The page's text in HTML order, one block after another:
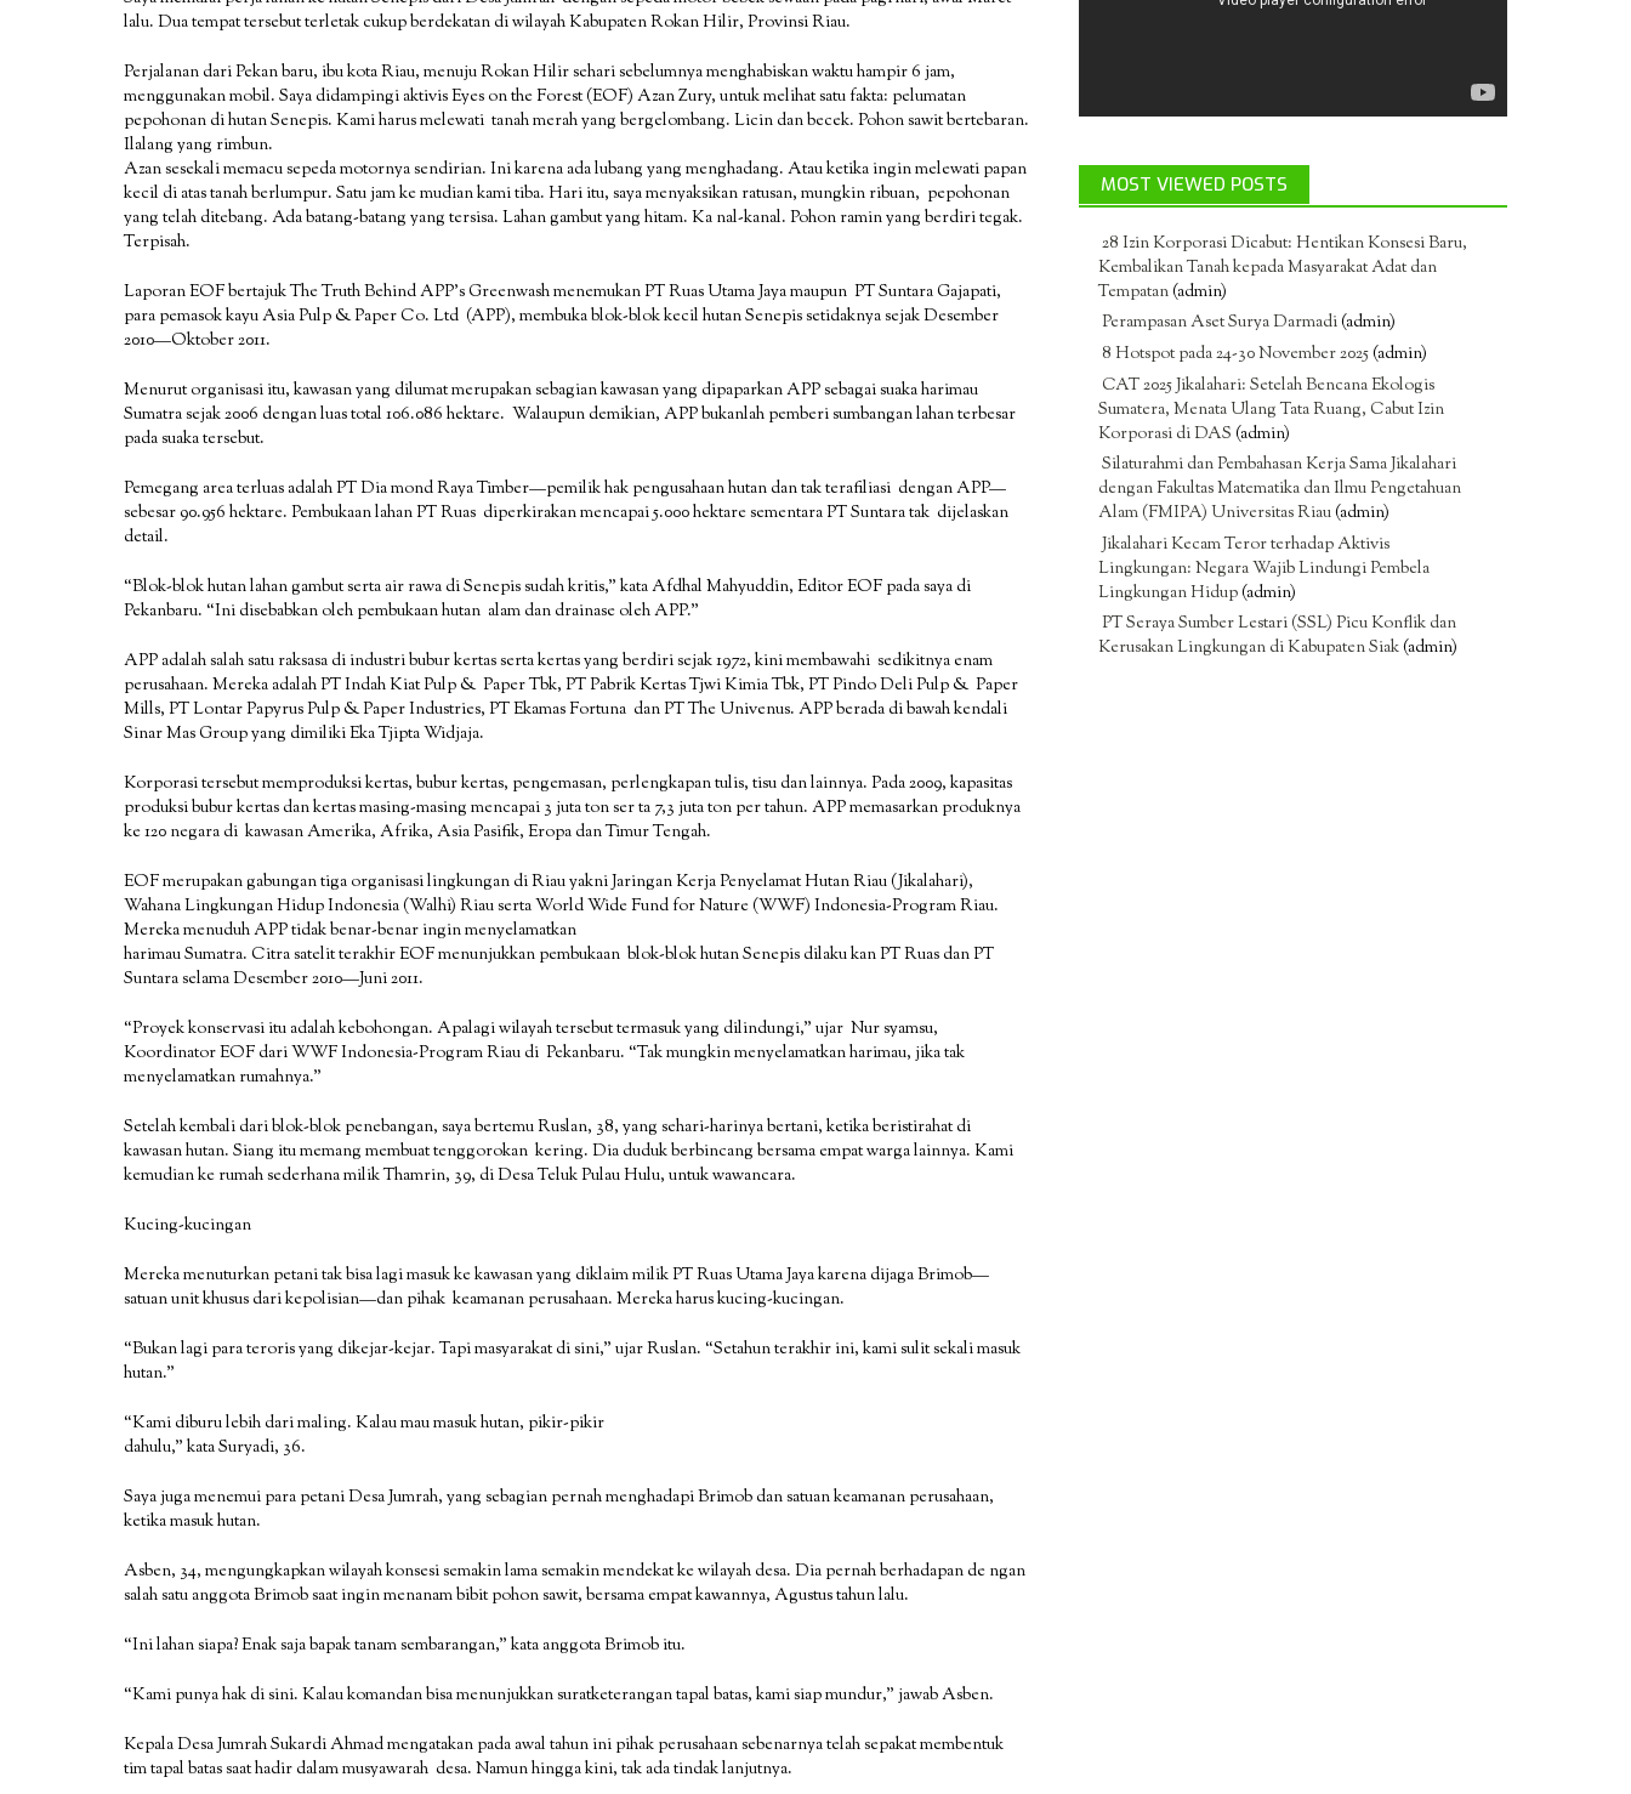
lalu. Dua tempat tersebut terletak cukup berdekatan di wilayah Kabupaten Rokan Hilir, Provinsi Riau.
Perjalanan dari Pekan baru, ibu kota Riau, menuju Rokan Hilir sehari sebelumnya menghabiskan waktu hampir 6 jam,
menggunakan mobil. Saya didampingi aktivis Eyes on the Forest (EOF) Azan Zury, untuk melihat satu fakta: pelumatan
pepohonan di hutan Senepis. Kami harus melewati tanah merah yang bergelombang. Licin dan becek. Pohon sawit bertebaran.
Ilalang yang rimbun.
Azan sesekali memacu sepeda motornya sendirian. Ini karena ada lubang yang menghadang. Atau ketika ingin melewati papan
kecil di atas tanah berlumpur. Satu jam ke mudian kami tiba. Hari itu, saya menyaksikan ratusan, mungkin ribuan, pepohonan
yang telah ditebang. Ada batang-batang yang tersisa. Lahan gambut yang hitam. Ka nal-kanal. Pohon ramin yang berdiri tegak.
Terpisah.
Laporan EOF bertajuk The Truth Behind APP’s Greenwash menemukan PT Ruas Utama Jaya maupun PT Suntara Gajapati,
para pemasok kayu Asia Pulp & Paper Co. Ltd (APP), membuka blok-blok kecil hutan Senepis setidaknya sejak Desember
2010—Oktober 2011.
Menurut organisasi itu, kawasan yang dilumat merupakan sebagian kawasan yang dipaparkan APP sebagai suaka harimau
Sumatra sejak 2006 dengan luas total 106.086 hektare. Walaupun demikian, APP bukanlah pemberi sumbangan lahan terbesar
pada suaka tersebut.
Pemegang area terluas adalah PT Dia mond Raya Timber—pemilik hak pengusahaan hutan dan tak terafiliasi dengan APP—
sebesar 90.956 hektare. Pembukaan lahan PT Ruas diperkirakan mencapai 5.000 hektare sementara PT Suntara tak dijelaskan
detail.
“Blok-blok hutan lahan gambut serta air rawa di Senepis sudah kritis,” kata Afdhal Mahyuddin, Editor EOF pada saya di
Pekanbaru. “Ini disebabkan oleh pembukaan hutan alam dan drainase oleh APP.”
APP adalah salah satu raksasa di industri bubur kertas serta kertas yang berdiri sejak 1972, kini membawahi sedikitnya enam
perusahaan. Mereka adalah PT Indah Kiat Pulp & Paper Tbk, PT Pabrik Kertas Tjwi Kimia Tbk, PT Pindo Deli Pulp & Paper
Mills, PT Lontar Papyrus Pulp & Paper Industries, PT Ekamas Fortuna dan PT The Univenus. APP berada di bawah kendali
Sinar Mas Group yang dimiliki Eka Tjipta Widjaja.
Korporasi tersebut memproduksi kertas, bubur kertas, pengemasan, perlengkapan tulis, tisu dan lainnya. Pada 2009, kapasitas
produksi bubur kertas dan kertas masing-masing mencapai 3 juta ton ser ta 7,3 juta ton per tahun. APP memasarkan produknya
ke 120 negara di kawasan Amerika, Afrika, Asia Pasifik, Eropa dan Timur Tengah.
EOF merupakan gabungan tiga organisasi lingkungan di Riau yakni Jaringan Kerja Penyelamat Hutan Riau (Jikalahari),
Wahana Lingkungan Hidup Indonesia (Walhi) Riau serta World Wide Fund for Nature (WWF) Indonesia-Program Riau.
Mereka menuduh APP tidak benar-benar ingin menyelamatkan
harimau Sumatra. Citra satelit terakhir EOF menunjukkan pembukaan blok-blok hutan Senepis dilaku kan PT Ruas dan PT
Suntara selama Desember 2010—Juni 2011.
“Proyek konservasi itu adalah kebohongan. Apalagi wilayah tersebut termasuk yang dilindungi,” ujar Nur syamsu,
Koordinator EOF dari WWF Indonesia-Program Riau di Pekanbaru. “Tak mungkin menyelamatkan harimau, jika tak
menyelamatkan rumahnya.”
Setelah kembali dari blok-blok penebangan, saya bertemu Ruslan, 38, yang sehari-harinya bertani, ketika beristirahat di
kawasan hutan. Siang itu memang membuat tenggorokan kering. Dia duduk berbincang bersama empat warga lainnya. Kami
kemudian ke rumah sederhana milik Thamrin, 39, di Desa Teluk Pulau Hulu, untuk wawancara.
Kucing-kucingan
Mereka menuturkan petani tak bisa lagi masuk ke kawasan yang diklaim milik PT Ruas Utama Jaya karena dijaga Brimob—
satuan unit khusus dari kepolisian—dan pihak keamanan perusahaan. Mereka harus kucing-kucingan.
“Bukan lagi para teroris yang dikejar-kejar. Tapi masyarakat di sini,” ujar Ruslan. “Setahun terakhir ini, kami sulit sekali masuk
hutan.”
“Kami diburu lebih dari maling. Kalau mau masuk hutan, pikir-pikir
dahulu,” kata Suryadi, 36.
Saya juga menemui para petani Desa Jumrah, yang sebagian pernah menghadapi Brimob dan satuan keamanan perusahaan,
ketika masuk hutan.
Asben, 34, mengungkapkan wilayah konsesi semakin lama semakin mendekat ke wilayah desa. Dia pernah berhadapan de ngan
salah satu anggota Brimob saat ingin menanam bibit pohon sawit, bersama empat kawannya, Agustus tahun lalu.
“Ini lahan siapa? Enak saja bapak tanam sembarangan,” kata anggota Brimob itu.
“Kami punya hak di sini. Kalau komandan bisa menunjukkan suratketerangan tapal batas, kami siap mundur,” jawab Asben.
Kepala Desa Jumrah Sukardi Ahmad mengatakan pada awal tahun ini pihak perusahaan sebenarnya telah sepakat membentuk
tim tapal batas saat hadir dalam musyawarah desa. Namun hingga kini, tak ada tindak lanjutnya.
MOST VIEWED POSTS
28 Izin Korporasi Dicabut: Hentikan Konsesi Baru,
Kembalikan Tanah kepada Masyarakat Adat dan
Tempatan(admin)
Perampasan Aset Surya Darmadi(admin)
8 Hotspot pada 24-30 November 2025(admin)
CAT 2025 Jikalahari: Setelah Bencana Ekologis
Sumatera, Menata Ulang Tata Ruang, Cabut Izin
Korporasi di DAS (admin)
Silaturahmi dan Pembahasan Kerja Sama Jikalahari
dengan Fakultas Matematika dan Ilmu Pengetahuan
Alam (FMIPA) Universitas Riau(admin)
Jikalahari Kecam Teror terhadap Aktivis
Lingkungan: Negara Wajib Lindungi Pembela
Lingkungan Hidup(admin)
PT Seraya Sumber Lestari (SSL) Picu Konflik dan
Kerusakan Lingkungan di Kabupaten Siak(admin)